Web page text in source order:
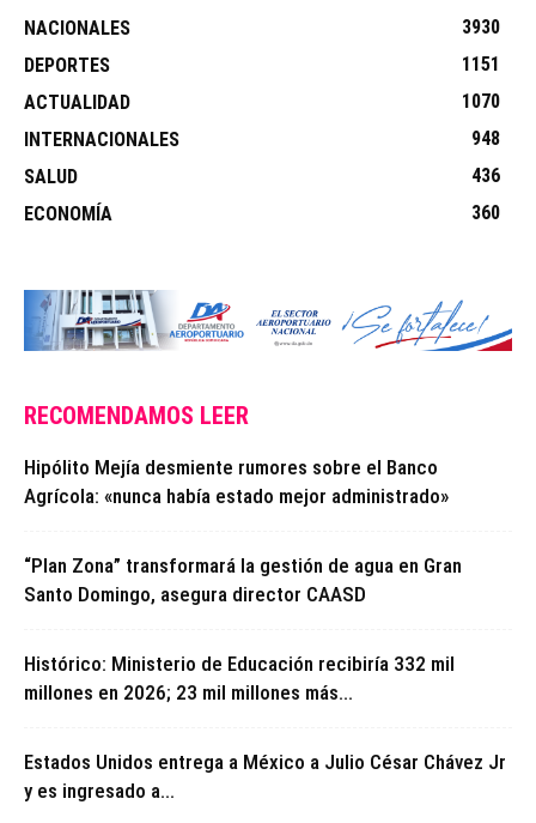
NACIONALES
3930
DEPORTES
1151
ACTUALIDAD
1070
INTERNACIONALES
948
SALUD
436
ECONOMÍA
360
RECOMENDAMOS LEER
Hipólito Mejía desmiente rumores sobre el Banco
Agrícola: «nunca había estado mejor administrado»
“Plan Zona” transformará la gestión de agua en Gran
Santo Domingo, asegura director CAASD
Histórico: Ministerio de Educación recibiría 332 mil
millones en 2026; 23 mil millones más...
Estados Unidos entrega a México a Julio César Chávez Jr
y es ingresado a...